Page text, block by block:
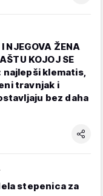
NJEGOVA ŽENA
KOJOJ SE
najlepši klematis,
travnjak i
bez daha
stepenica za